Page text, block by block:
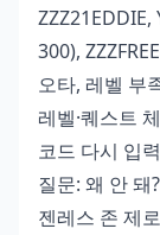
ZZZ21EDDIE,
300),
오타, 레벨 부
레벨·퀘스트
코드 다시 입
질문: 왜 안 돼
젠레스 존 제